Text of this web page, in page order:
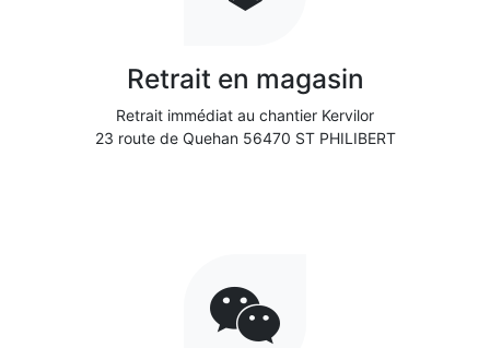
Retrait en magasin
Retrait immédiat au chantier Kervilor
23 route de Quehan 56470 ST PHILIBERT